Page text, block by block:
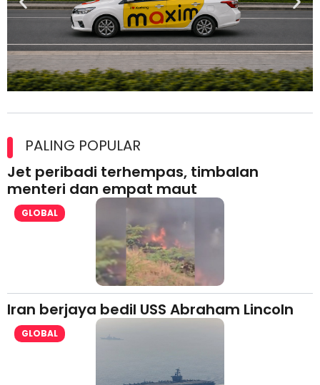
lesen separuh pertama 2026
PALING POPULAR
Jet peribadi terhempas, timbalan
menteri dan empat maut
GLOBAL
Iran berjaya bedil USS Abraham Lincoln
GLOBAL